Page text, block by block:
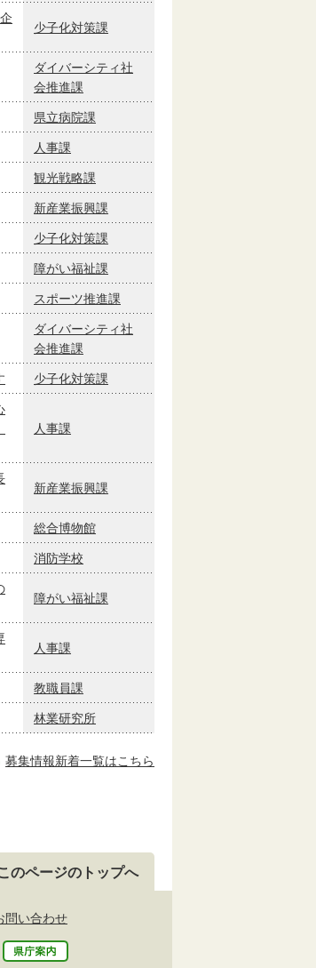
少子化対策課
ダイバーシティ社
会推進課
県立病院課
人事課
観光戦略課
新産業振興課
少子化対策課
障がい福祉課
スポーツ推進課
ダイバーシティ社
会推進課
少子化対策課
人事課
新産業振興課
総合博物館
消防学校
障がい福祉課
人事課
教職員課
林業研究所
募集情報新着一覧はこちら
のページのトップへ
問い合わせ